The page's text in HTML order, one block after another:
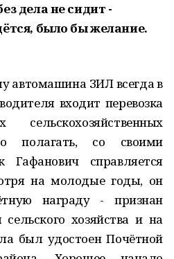
дела не сидит -
было бы желание.
автомашина ЗИЛ всегда в
входит перевозка
полагать, со своими
Гафанович справляется
на молодые годы, он
награду - признан
хозяйства и на
был удостоен Почётной